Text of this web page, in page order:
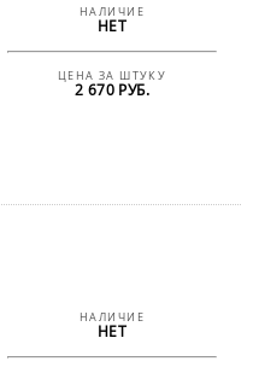
НАЛИЧИЕ
НЕТ
ЦЕНА ЗА ШТУКУ
2 670 РУБ.
НАЛИЧИЕ
НЕТ